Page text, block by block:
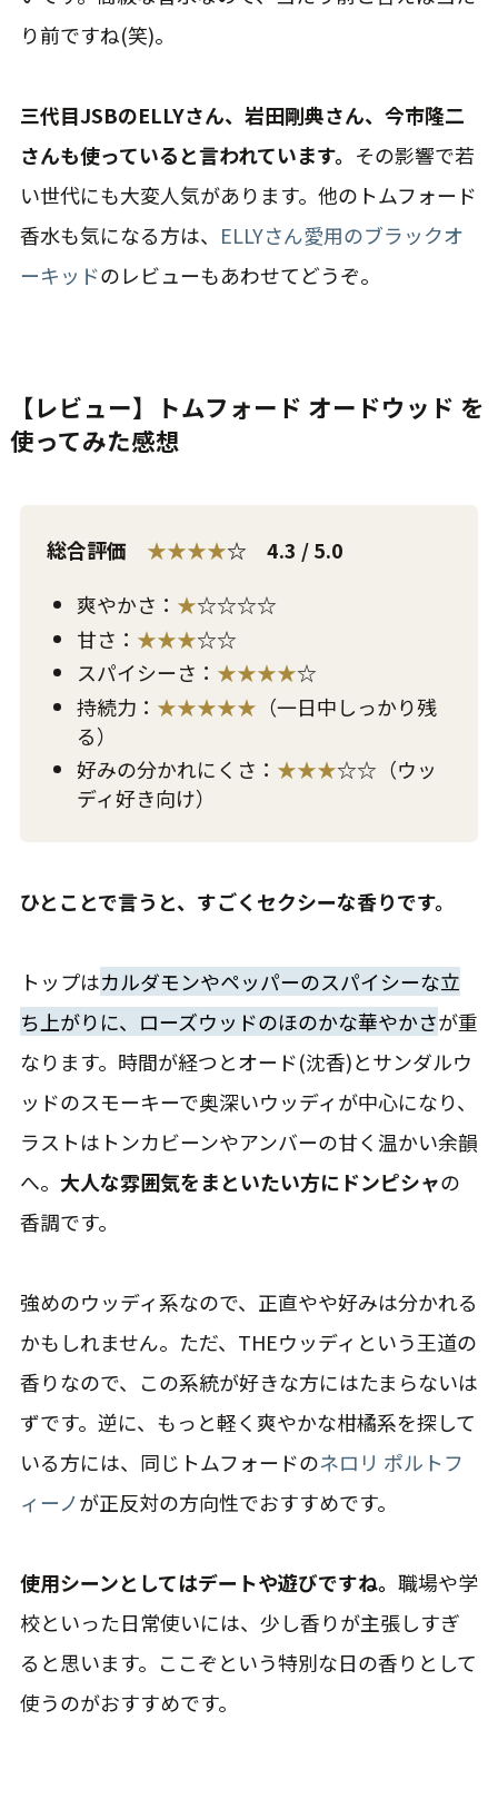
り前ですね(笑)。
三代目JSBのELLYさん、岩田剛典さん、今市隆二
さんも使っていると言われています。 その影響で若
い世代にも大変人気があります。他のトムフォード
香水も気になる方は、 ELLYさん愛用のブラックオ
ーキッドのレビューもあわせてどうぞ。
【レビュー】トムフォード オードウッド を
使ってみた感想
総合評価 ★★★★☆ 4.3 / 5.0
爽やかさ： ★☆☆☆☆
甘さ： ★★★☆☆
スパイシーさ： ★★★★☆
持続力： ★★★★★ （一日中しっかり残
る）
好みの分かれにくさ： ★★★☆☆（ウッ
ディ好き向け）
ひとことで言うと、すごくセクシーな香りです。
トップはカルダモンやペッパーのスパイシーな立
ち上がりに、ローズウッドのほのかな華やかさが重
なります。時間が経つとオード(沈香)とサンダルウ
ッドのスモーキーで奥深いウッディが中心になり、
ラストはトンカビーンやアンバーの甘く温かい余韻
へ。 大人な雰囲気をまといたい方にドンピシャの
香調です。
強めのウッディ系なので、正直やや好みは分かれる
かもしれません。ただ、THEウッディという王道の
香りなので、この系統が好きな方にはたまらないは
ずです。逆に、もっと軽く爽やかな柑橘系を探して
いる方には、同じトムフォードのネロリ ポルトフ
ィーノが正反対の方向性でおすすめです。
使用シーンとしてはデートや遊びですね。 職場や学
校といった日常使いには、少し香りが主張しすぎ
ると思います。ここぞという特別な日の香りとして
使うのがおすすめです。